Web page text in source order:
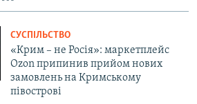
СУСПІЛЬСТВО
«Крим – не Росія»: маркетплейс
Ozon припинив прийом нових
замовлень на Кримському
півострові